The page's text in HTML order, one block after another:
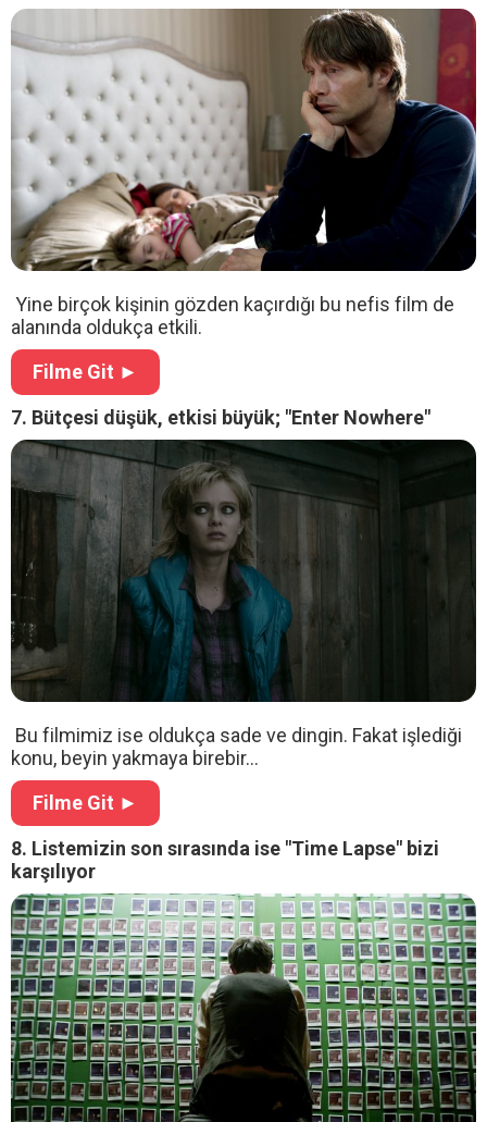
Yine birçok kişinin gözden kaçırdığı bu nefis film de
alanında oldukça etkili.
Filme Git ►
7. Bütçesi düşük, etkisi büyük; "Enter Nowhere"
Bu filmimiz ise oldukça sade ve dingin. Fakat işlediği
konu, beyin yakmaya birebir...
Filme Git ►
8. Listemizin son sırasında ise "Time Lapse" bizi
karşılıyor